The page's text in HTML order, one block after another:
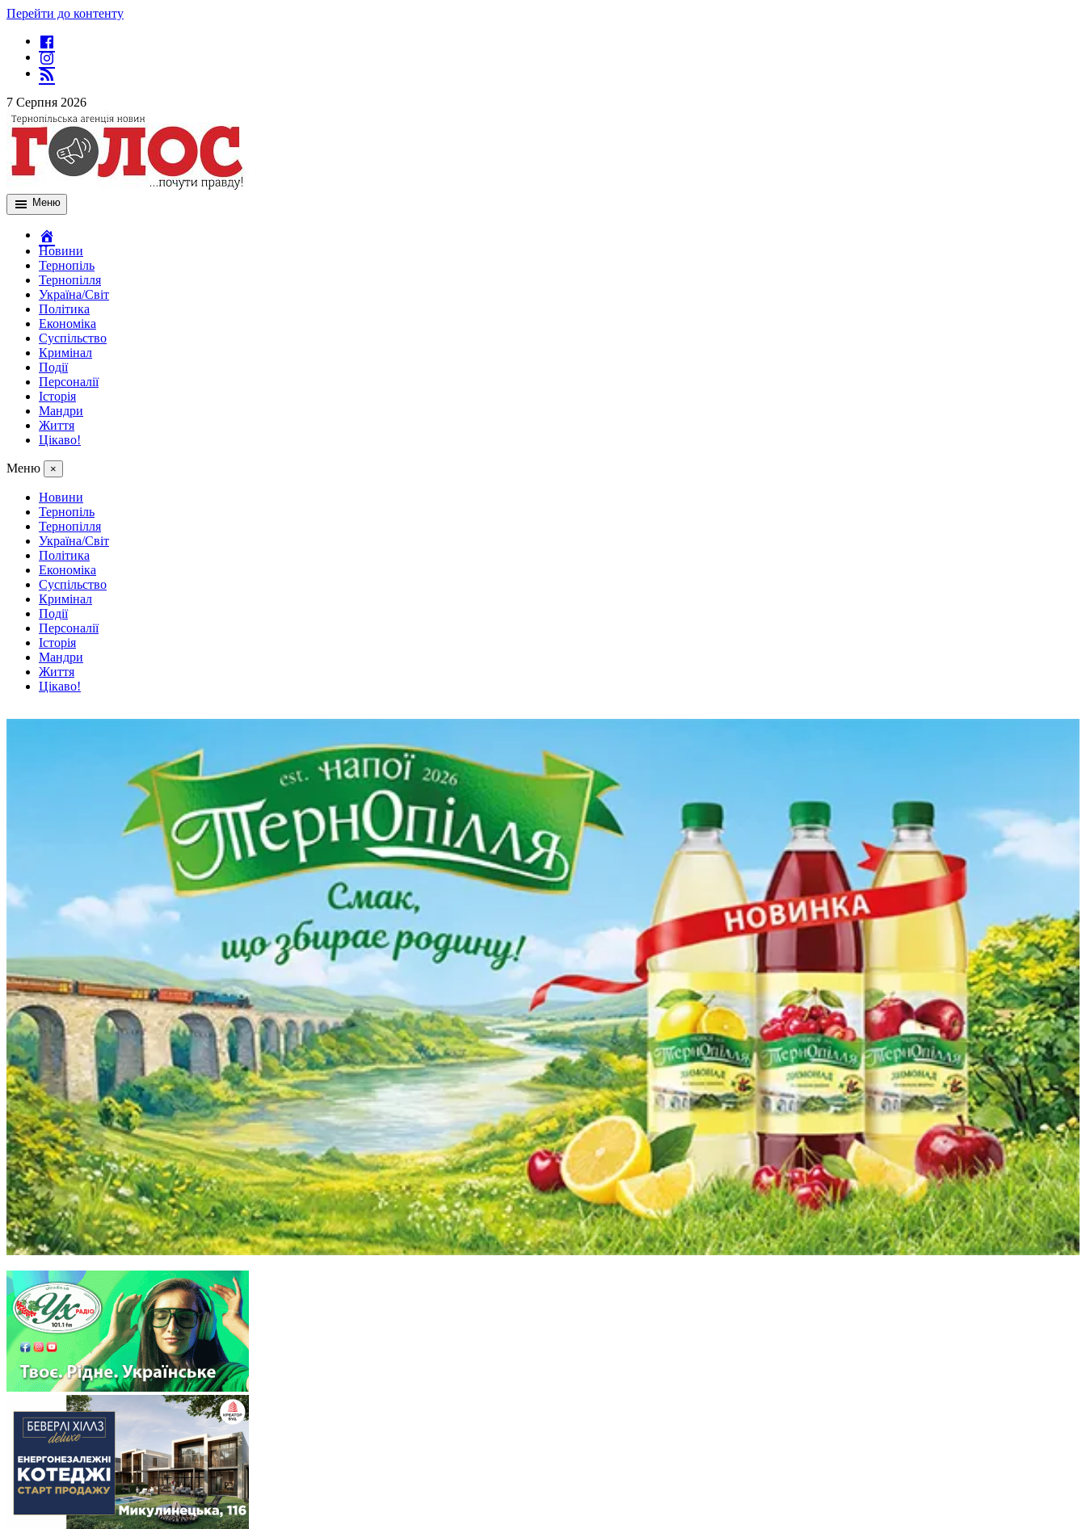
Перейти до контенту
7 Серпня 2026
Меню
Новини
Тернопіль
Тернопілля
Україна/Світ
Політика
Економіка
Суспільство
Кримінал
Події
Персоналії
Історія
Мандри
Життя
Цікаво!
Меню ×
Новини
Тернопіль
Тернопілля
Україна/Світ
Політика
Економіка
Суспільство
Кримінал
Події
Персоналії
Історія
Мандри
Життя
Цікаво!